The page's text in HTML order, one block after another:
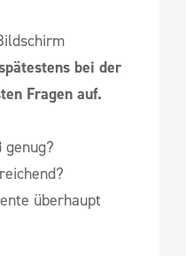
bei der
Fragen auf.
genug?
überhaupt